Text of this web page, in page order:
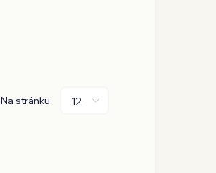
Na stránku: